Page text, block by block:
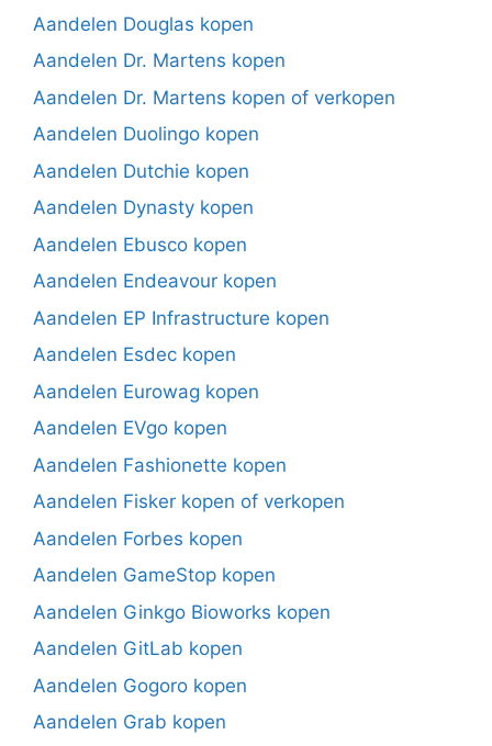
Aandelen Douglas kopen
Aandelen Dr. Martens kopen
Aandelen Dr. Martens kopen of verkopen
Aandelen Duolingo kopen
Aandelen Dutchie kopen
Aandelen Dynasty kopen
Aandelen Ebusco kopen
Aandelen Endeavour kopen
Aandelen EP Infrastructure kopen
Aandelen Esdec kopen
Aandelen Eurowag kopen
Aandelen EVgo kopen
Aandelen Fashionette kopen
Aandelen Fisker kopen of verkopen
Aandelen Forbes kopen
Aandelen GameStop kopen
Aandelen Ginkgo Bioworks kopen
Aandelen GitLab kopen
Aandelen Gogoro kopen
Aandelen Grab kopen